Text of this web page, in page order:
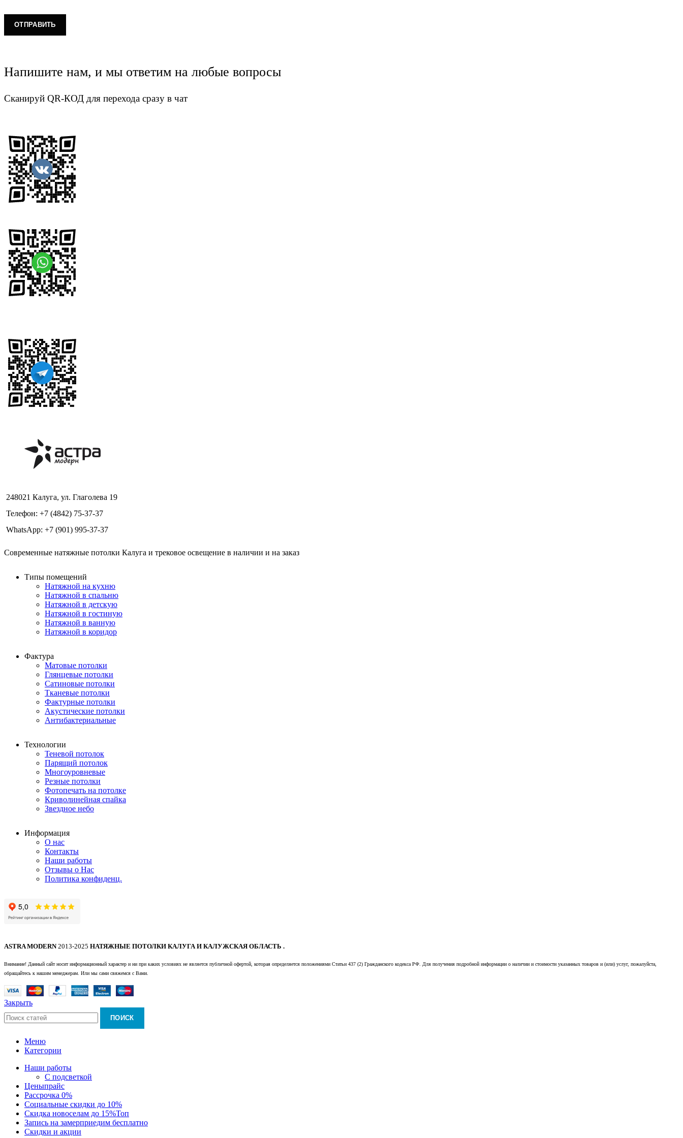
Напишите нам, и мы ответим на любые вопросы
Сканируй QR-КОД для перехода сразу в чат
248021 Калуга, ул. Глаголева 19
Телефон: +7 (4842) 75-37-37
WhatsApp: +7 (901) 995-37-37
Современные натяжные потолки Калуга и трековое освещение в наличии и на заказ
Типы помещений
Натяжной на кухню
Натяжной в спальню
Натяжной в детскую
Натяжной в гостиную
Натяжной в ванную
Натяжной в коридор
Фактура
Матовые потолки
Глянцевые потолки
Сатиновые потолки
Тканевые потолки
Фактурные потолки
Акустические потолки
Антибактериальные
Технологии
Теневой потолок
Парящий потолок
Многоуровневые
Резные потолки
Фотопечать на потолке
Криволинейная спайка
Звездное небо
Информация
О нас
Контакты
Наши работы
Отзывы о Нас
Политика конфиденц.
ASTRA MODERN2013-2025 НАТЯЖНЫЕ ПОТОЛКИ КАЛУГА И КАЛУЖСКАЯ ОБЛАСТЬ .
Внимание! Данный сайт носит информационный характер и ни при каких условиях не является публичной офертой, которая определяется положениями Статьи 437 (2) Гражданского кодекса РФ. Для получения подробной информации о наличии и стоимости указанных товаров и (или) услуг, пожалуйста,
обращайтесь к нашим менеджерам. Или мы сами свяжемся с Вами.
Закрыть
ПОИСК
Меню
Категории
Наши работы
С подсветкой
Ценыпрайс
Рассрочка 0%
Социальные скидки до 10%
Скидка новоселам до 15%Топ
Запись на замерприедим бесплатно
Скидки и акции